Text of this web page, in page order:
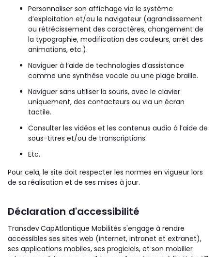
Personnaliser son affichage via le système
d’exploitation et/ou le navigateur (agrandissement
ou rétrécissement des caractères, changement de
la typographie, modification des couleurs, arrêt des
animations, etc.).
Naviguer à l’aide de technologies d’assistance
comme une synthèse vocale ou une plage braille.
Naviguer sans utiliser la souris, avec le clavier
uniquement, des contacteurs ou via un écran
tactile.
Consulter les vidéos et les contenus audio à l’aide de
sous-titres et/ou de transcriptions.
Etc.
Pour cela, le site doit respecter les normes en vigueur lors
de sa réalisation et de ses mises à jour.
Déclaration d'accessibilité
TransdevCapAtlantique Mobilités s'engage à rendre
accessibles ses sites web (internet, intranet et extranet),
ses applications mobiles, ses progiciels, et son mobilier